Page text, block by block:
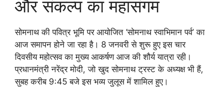
और संकल्प का महासंगम
सोमनाथ की पवित्र भूमि पर आयोजित ‘सोमनाथ स्वाभिमान पर्व’ का
आज समापन होने जा रहा है। 8 जनवरी से शुरू हुए इस चार
दिवसीय महोत्सव का मुख्य आकर्षण आज की शौर्य यात्रा रही।
प्रधानमंत्री नरेंद्र मोदी, जो खुद सोमनाथ ट्रस्ट के अध्यक्ष भी हैं,
सुबह करीब 9:45 बजे इस भव्य जुलूस में शामिल हुए।